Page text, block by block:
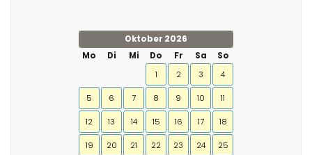
Oktober 2026
Mo
Di Mi Do Fr Sa
So
1
2 3 4
5 6 7 8 9 10 11
12 13 14 15 16 17 18
19 20 21 22 23 24 25